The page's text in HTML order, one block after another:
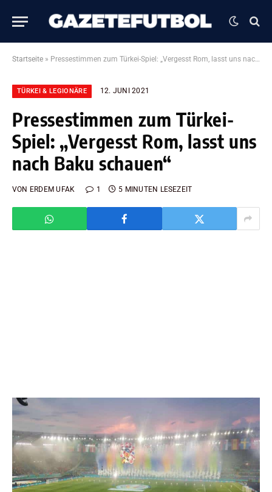
Startseite » Pressestimmen zum Türkei-Spiel: „Vergesst Rom, lasst uns nach Baku schauen“
TÜRKEI & LEGIONÄRE 12. JUNI 2021
Pressestimmen zum Türkei-
Spiel: „Vergesst Rom, lasst uns
nach Baku schauen“
VON ERDEM UFAK 1 5 MINUTEN LESEZEIT